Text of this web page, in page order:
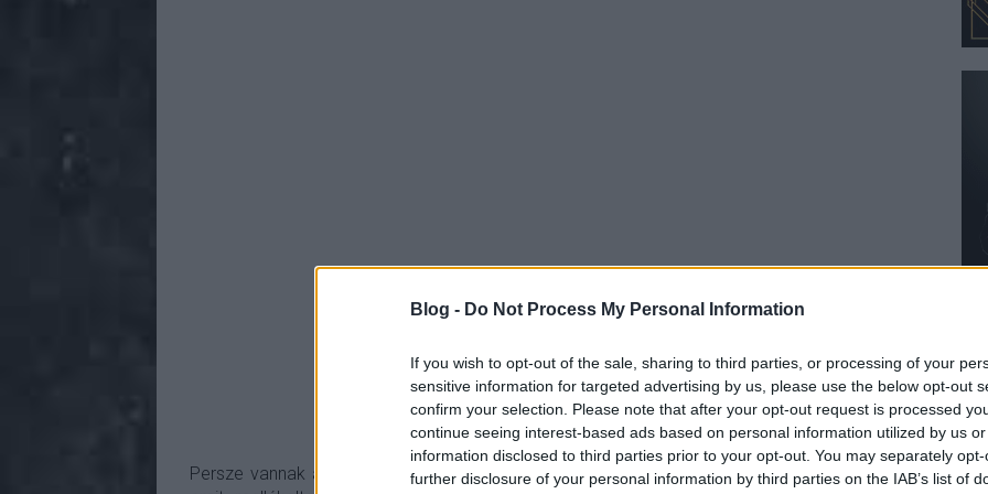
Blog - Do Not Process My Personal Information
If you wish to opt-out of the sale, sharing to third parties, or processing of your
sensitive information for targeted advertising by us, please use the below opt-out
confirm your selection. Please note that after your opt-out request is processed
continue seeing interest-based ads based on personal information utilized by us
information disclosed to third parties prior to your opt-out. You may separately
further disclosure of your personal information by third parties on the IAB’s list of
Persze vannak apró jelek, amelyek még akár be is indíthatják a fantáziát, mint a két hashtag,